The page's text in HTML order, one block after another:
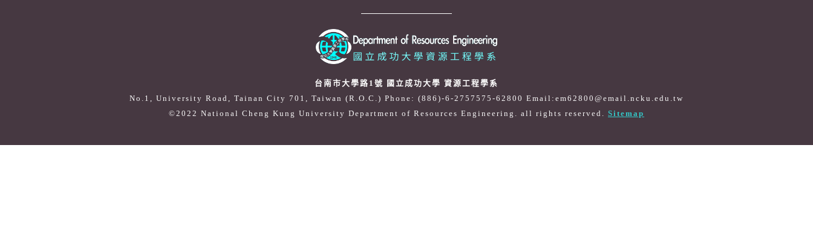
台南市大學路1號 國立成功大學 資源工程學系
No.1, University Road, Tainan City 701, Taiwan (R.O.C.) Phone: (886)-6-2757575-62800
Email:em62800@email.ncku.edu.tw
©2022 National Cheng Kung University Department of Resources Engineering. all rights reserved. Sitemap